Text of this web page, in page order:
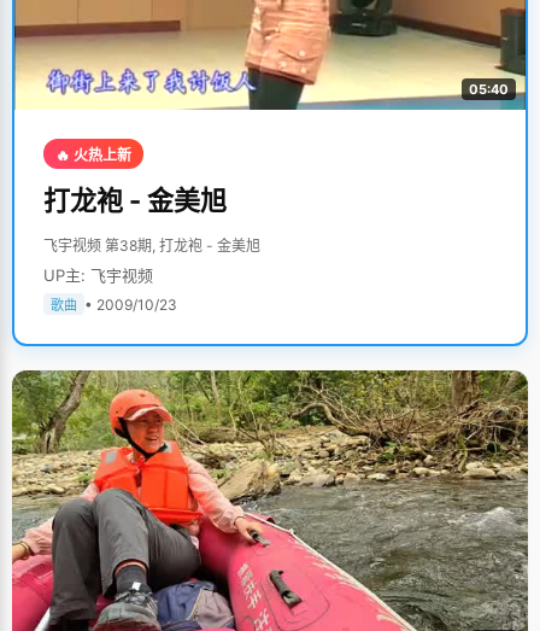
05:40
🔥 火热上新
打龙袍 - 金美旭
飞宇视频 第38期, 打龙袍 - 金美旭
UP主: 飞宇视频
歌曲 • 2009/10/23